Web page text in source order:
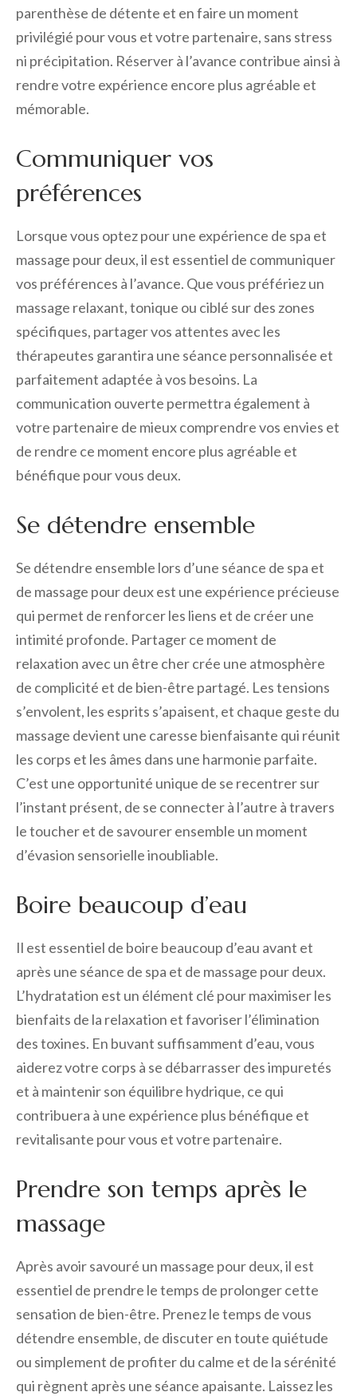
parenthèse de détente et en faire un moment
privilégié pour vous et votre partenaire, sans stress
ni précipitation. Réserver à l’avance contribue ainsi à
rendre votre expérience encore plus agréable et
mémorable.
Communiquer vos
préférences
Lorsque vous optez pour une expérience de spa et
massage pour deux, il est essentiel de communiquer
vos préférences à l’avance. Que vous préfériez un
massage relaxant, tonique ou ciblé sur des zones
spécifiques, partager vos attentes avec les
thérapeutes garantira une séance personnalisée et
parfaitement adaptée à vos besoins. La
communication ouverte permettra également à
votre partenaire de mieux comprendre vos envies et
de rendre ce moment encore plus agréable et
bénéfique pour vous deux.
Se détendre ensemble
Se détendre ensemble lors d’une séance de spa et
de massage pour deux est une expérience précieuse
qui permet de renforcer les liens et de créer une
intimité profonde. Partager ce moment de
relaxation avec un être cher crée une atmosphère
de complicité et de bien-être partagé. Les tensions
s’envolent, les esprits s’apaisent, et chaque geste du
massage devient une caresse bienfaisante qui réunit
les corps et les âmes dans une harmonie parfaite.
C’est une opportunité unique de se recentrer sur
l’instant présent, de se connecter à l’autre à travers
le toucher et de savourer ensemble un moment
d’évasion sensorielle inoubliable.
Boire beaucoup d’eau
Il est essentiel de boire beaucoup d’eau avant et
après une séance de spa et de massage pour deux.
L’hydratation est un élément clé pour maximiser les
bienfaits de la relaxation et favoriser l’élimination
des toxines. En buvant suffisamment d’eau, vous
aiderez votre corps à se débarrasser des impuretés
et à maintenir son équilibre hydrique, ce qui
contribuera à une expérience plus bénéfique et
revitalisante pour vous et votre partenaire.
Prendre son temps après le
massage
Après avoir savouré un massage pour deux, il est
essentiel de prendre le temps de prolonger cette
sensation de bien-être. Prenez le temps de vous
détendre ensemble, de discuter en toute quiétude
ou simplement de profiter du calme et de la sérénité
qui règnent après une séance apaisante. Laissez les